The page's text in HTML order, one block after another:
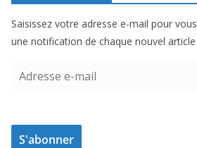
Saisissez votre adresse e-mail pour
une notification de chaque nouvel
e
S'abonner